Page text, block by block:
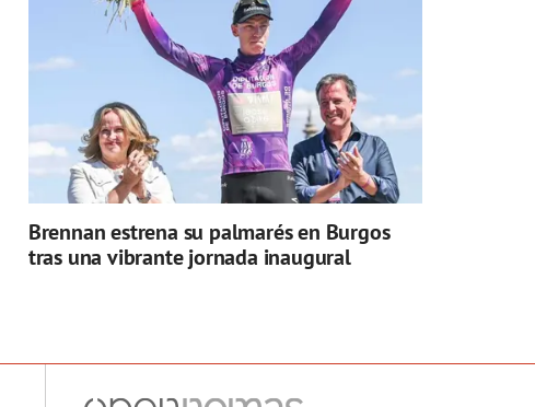
Brennan estrena su palmarés en Burgos
tras una vibrante jornada inaugural